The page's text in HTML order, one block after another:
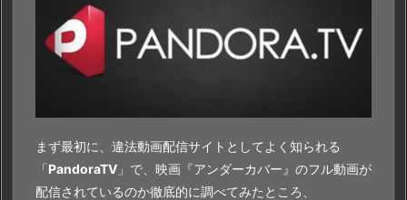
まず最初に、違法動画配信サイトとしてよく知られる
「PandoraTV 」で、映画『アンダーカバー』のフル動画が
配信されているのか徹底的に調べてみたところ、